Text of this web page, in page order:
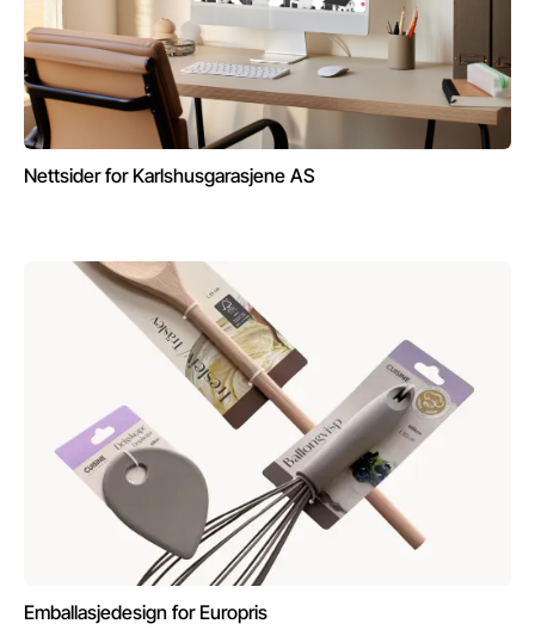
Nettsider for Karlshusgarasjene AS
Emballasjedesign for Europris